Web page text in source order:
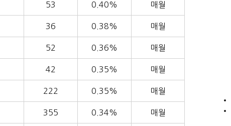
53 0.40% 매월
36 0.38% 매월
52 0.36% 매월
42 0.35% 매월
222 0.35% 매월
355 0.34% 매월